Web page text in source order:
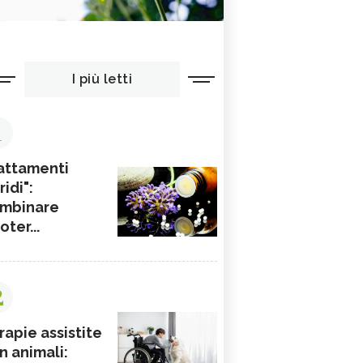
I più letti
assistite
animali: